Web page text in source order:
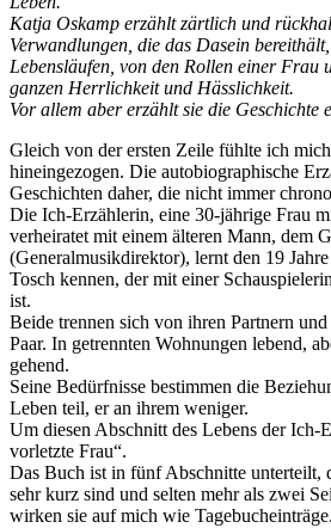
Katja Oskamp erzählt zärtlich und
Verwandlungen, die das Dasein
Lebensläufen, von den Rollen einer Frau
ganzen Herrlichkeit und Hässlichkeit.
Vor allem aber erzählt sie die Geschichte
Gleich von der ersten Zeile fühlte ich
hineingezogen. Die autobiographische
Geschichten daher, die nicht immer
Die Ich-Erzählerin, eine 30-jährige Frau
verheiratet mit einem älteren Mann, dem
(Generalmusikdirektor), lernt den 19
Tosch kennen, der mit einer
ist.
Beide trennen sich von ihren Partnern
Paar. In getrennten Wohnungen lebend,
gehend.
Seine Bedürfnisse bestimmen die
Leben teil, er an ihrem weniger.
Um diesen Abschnitt des Lebens der Ich-
vorletzte Frau“.
Das Buch ist in fünf Abschnitte unterteilt,
sehr kurz sind und selten mehr als zwei
wirken sie auf mich wie Tagebucheinträge.